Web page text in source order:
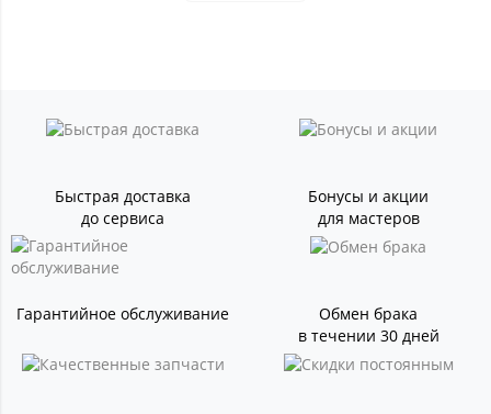
Быстрая доставка
до сервиса
Бонусы и акции
для мастеров
Гарантийное обслуживание
Обмен брака
в течении 30 дней